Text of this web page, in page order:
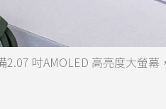
2.07 吋AMOLED 高亮度大螢